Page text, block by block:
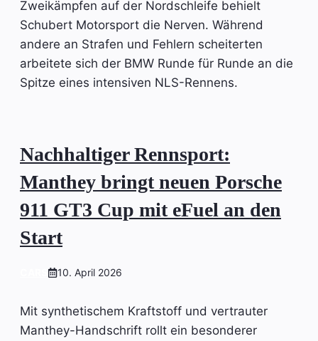
Zweikämpfen auf der Nordschleife behielt
Schubert Motorsport die Nerven. Während
andere an Strafen und Fehlern scheiterten
arbeitete sich der BMW Runde für Runde an die
Spitze eines intensiven NLS-Rennens.
Nachhaltiger Rennsport:
Manthey bringt neuen Porsche
911 GT3 Cup mit eFuel an den
Start
10. April 2026
Mit synthetischem Kraftstoff und vertrauter
Manthey-Handschrift rollt ein besonderer